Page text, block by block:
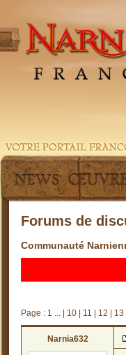
Forums de
Communauté
Page : 1 ... 10 11 12 13
Narnia632